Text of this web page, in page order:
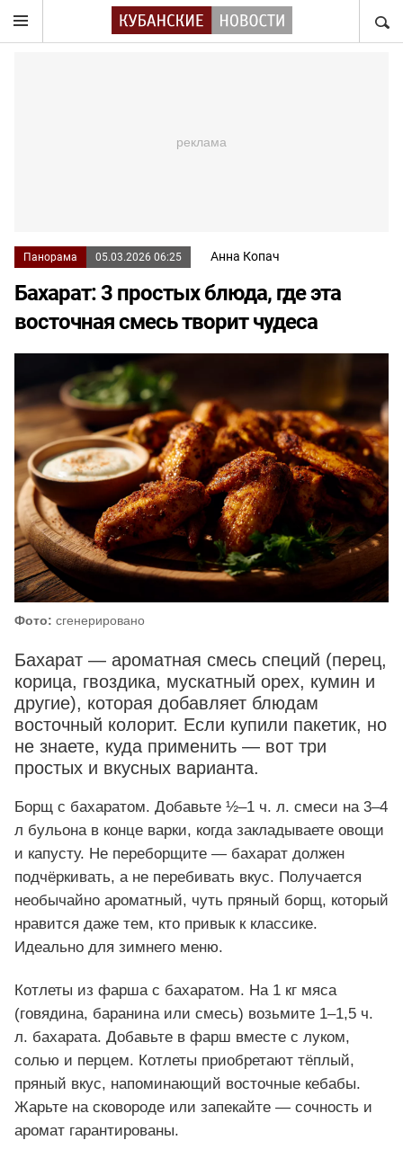
Панорама 05.03.2026 06:25 Анна Копач
Бахарат: 3 простых блюда, где эта
восточная смесь творит чудеса
Фото: сгенерировано
Бахарат — ароматная смесь специй (перец,
корица, гвоздика, мускатный орех, кумин и
другие), которая добавляет блюдам
восточный колорит. Если купили пакетик, но
не знаете, куда применить — вот три
простых и вкусных варианта.
Борщ с бахаратом. Добавьте ½–1 ч. л. смеси на 3–4
л бульона в конце варки, когда закладываете овощи
и капусту. Не переборщите — бахарат должен
подчёркивать, а не перебивать вкус. Получается
необычайно ароматный, чуть пряный борщ, который
нравится даже тем, кто привык к классике.
Идеально для зимнего меню.
Котлеты из фарша с бахаратом. На 1 кг мяса
(говядина, баранина или смесь) возьмите 1–1,5 ч.
л. бахарата. Добавьте в фарш вместе с луком,
солью и перцем. Котлеты приобретают тёплый,
пряный вкус, напоминающий восточные кебабы.
Жарьте на сковороде или запекайте — сочность и
аромат гарантированы.